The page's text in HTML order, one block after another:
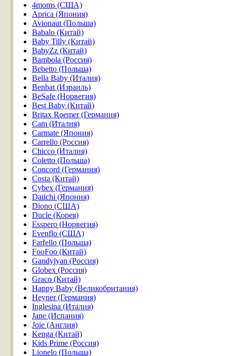
4moms (США)
Aprica (Япония)
Avionaut (Польша)
Babalo (Китай)
Baby Tilly (Китай)
BabyZz (Китай)
Bambola (Россия)
Bebetto (Польша)
Bella Baby (Италия)
Benbat (Израиль)
BeSafe (Норвегия)
Best Baby (Китай)
Britax Roemer (Германия)
Cam (Италия)
Carmate (Япония)
Carrello (Россия)
Chicco (Италия)
Coletto (Польша)
Concord (Германия)
Costa (Китай)
Cybex (Германия)
Daiichi (Япония)
Diono (США)
Ducle (Корея)
Esspero (Норвегия)
Evenflo (США)
Farfello (Польша)
FooFoo (Китай)
Gandylyan (Россия)
Globex (Россия)
Graco (Китай)
Happy Baby (Великобритания)
Heyner (Германия)
Inglesina (Италия)
Jane (Испания)
Joie (Англия)
Kenga (Китай)
Kids Prime (Россия)
Lionelo (Польша)